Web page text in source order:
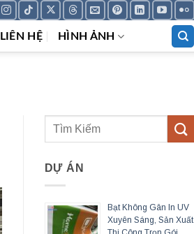
LIÊN HỆ HÌNH ẢNH
DỰ ÁN
Bạt Không Gân In UV
Xuyên Sáng, Sản Xuất